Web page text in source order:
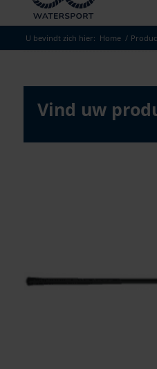
U bevindt zich hier: Home /
Vind uw